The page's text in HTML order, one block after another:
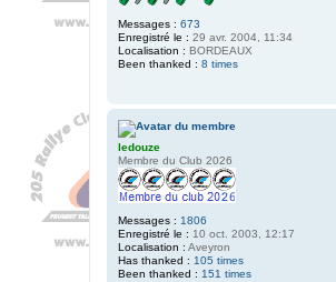
Messages : 673
Enregistré le : 29 avr. 2004, 11:34
Localisation : BORDEAUX
Been thanked : 8 times
ledouze
Membre du Club 2026
Messages : 1806
Enregistré le : 10 oct. 2003, 12:17
Localisation : Aveyron
Has thanked : 105 times
Been thanked : 151 times